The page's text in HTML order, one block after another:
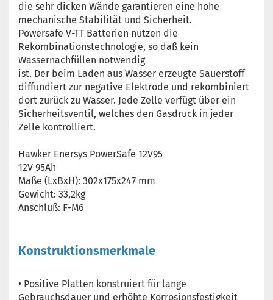
die sehr dicken Wände garantieren eine hohe
mechanische Stabilität und Sicherheit.
Powersafe V-TT Batterien nutzen die
Rekombinationstechnologie, so daß kein
Wassernachfüllen notwendig
ist. Der beim Laden aus Wasser erzeugte Sauerstoff
diffundiert zur negative Elektrode und rekombiniert
dort zurück zu Wasser. Jede Zelle verfügt über ein
Sicherheitsventil, welches den Gasdruck in jeder
Zelle kontrolliert.
Hawker Enersys PowerSafe 12V95
12V 95Ah
Maße (LxBxH): 302x175x247 mm
Gewicht: 33,2kg
Anschluß: F-M6
Konstruktionsmerkmale
• Positive Platten konstruiert für lange
Gebrauchsdauer und erhöhte Korrosionsfestigkeit